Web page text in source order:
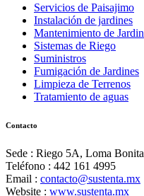
Servicios de Paisajimo
Instalación de jardines
Mantenimiento de
Sistemas de Riego
Suministros
Fumigación de Jardines
Limpieza de Terrenos
Tratamiento de aguas
Contacto
Sede : Riego 5A, Loma
Teléfono : 442 161 4995
Email : contacto@sustenta.mx
Website : www.sustenta.mx